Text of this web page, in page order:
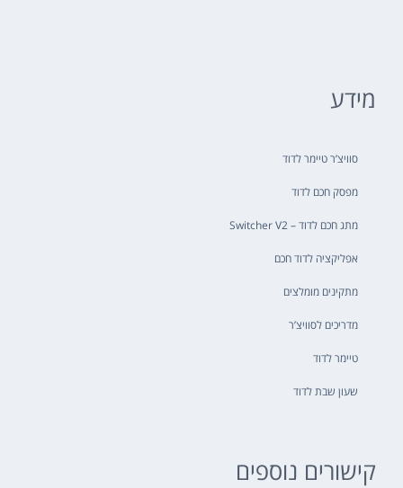
מידע
סוויצ’ר טיימר לדוד
מפסק חכם לדוד
מתג חכם לדוד – Switcher V2
אפליקציה לדוד חכם
מתקינים מומלצים
מדריכים לסוויצ’ר
טיימר לדוד
שעון שבת לדוד
קישורים נוספים